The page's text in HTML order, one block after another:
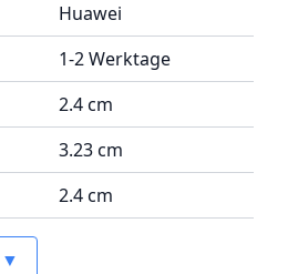
Huawei
1-2 Werktage
2.4 cm
3.23 cm
2.4 cm
▼